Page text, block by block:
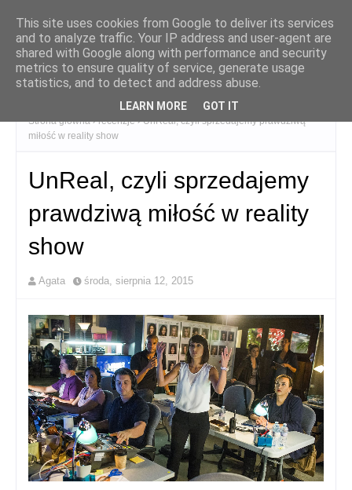
Strona główna recenzje
UnReal, czyli sprzedajemy prawdziwą
miłość w reality show
UnReal, czyli sprzedajemy
prawdziwą miłość w reality
show
Agata środa, sierpnia 12, 2015
This site uses cookies from Google to deliver its services
and to analyze traffic. Your IP address and user-agent are
shared with Google along with performance and security
metrics to ensure quality of service, generate usage
statistics, and to detect and address abuse.
LEARN MORE GOT IT